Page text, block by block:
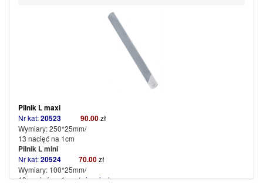
Pilnik L maxi
Nr kat:20523 90.00zł
Wymiary: 250*25mm/
13 nacięć na 1cm
Pilnik L mini
Nr kat:20524 70.00zł
Wymiary: 100*25mm/
13 nacięć na 1 cm(więcej…)